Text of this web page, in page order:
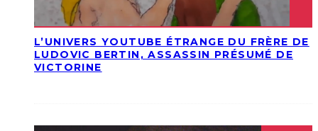
L’UNIVERS YOUTUBE ÉTRANGE DU FRÈRE DE
LUDOVIC BERTIN, ASSASSIN PRÉSUMÉ DE
VICTORINE